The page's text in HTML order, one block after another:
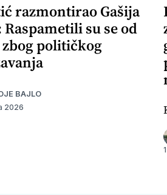
razmontirao Gašija
Raspametili su se od
zbog političkog
BAJLO
2026